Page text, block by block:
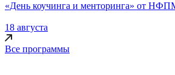
«День коучинга и менторинга» от
18 августа
Все программы